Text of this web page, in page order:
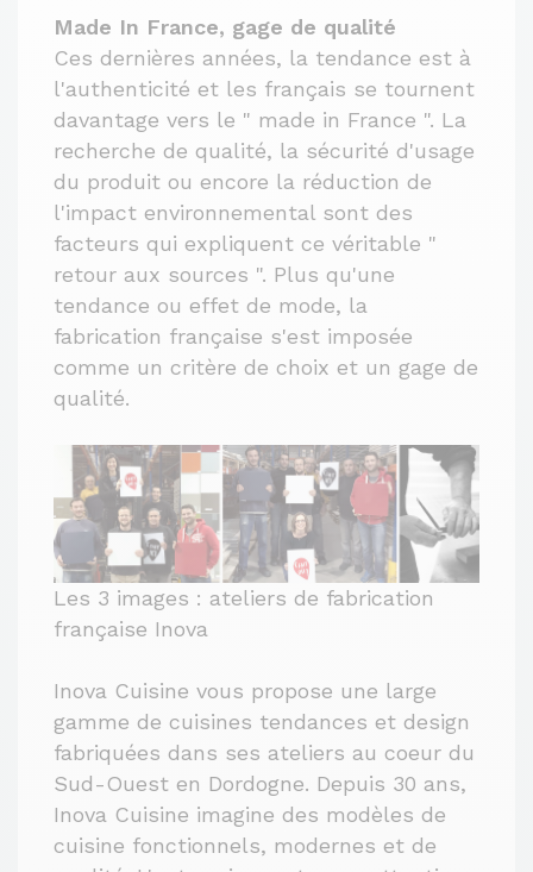
Made In France, gage de qualité
Ces dernières années, la tendance est à
l'authenticité et les français se tournent
davantage vers le " made in France ". La
recherche de qualité, la sécurité d'usage
du produit ou encore la réduction de
l'impact environnemental sont des
facteurs qui expliquent ce véritable "
retour aux sources ". Plus qu'une
tendance ou effet de mode, la
fabrication française s'est imposée
comme un critère de choix et un gage de
qualité.
Les 3 images : ateliers de fabrication
française Inova
Inova Cuisine vous propose une large
gamme de cuisines tendances et design
fabriquées dans ses ateliers au coeur du
Sud-Ouest en Dordogne. Depuis 30 ans,
Inova Cuisine imagine des modèles de
cuisine fonctionnels, modernes et de